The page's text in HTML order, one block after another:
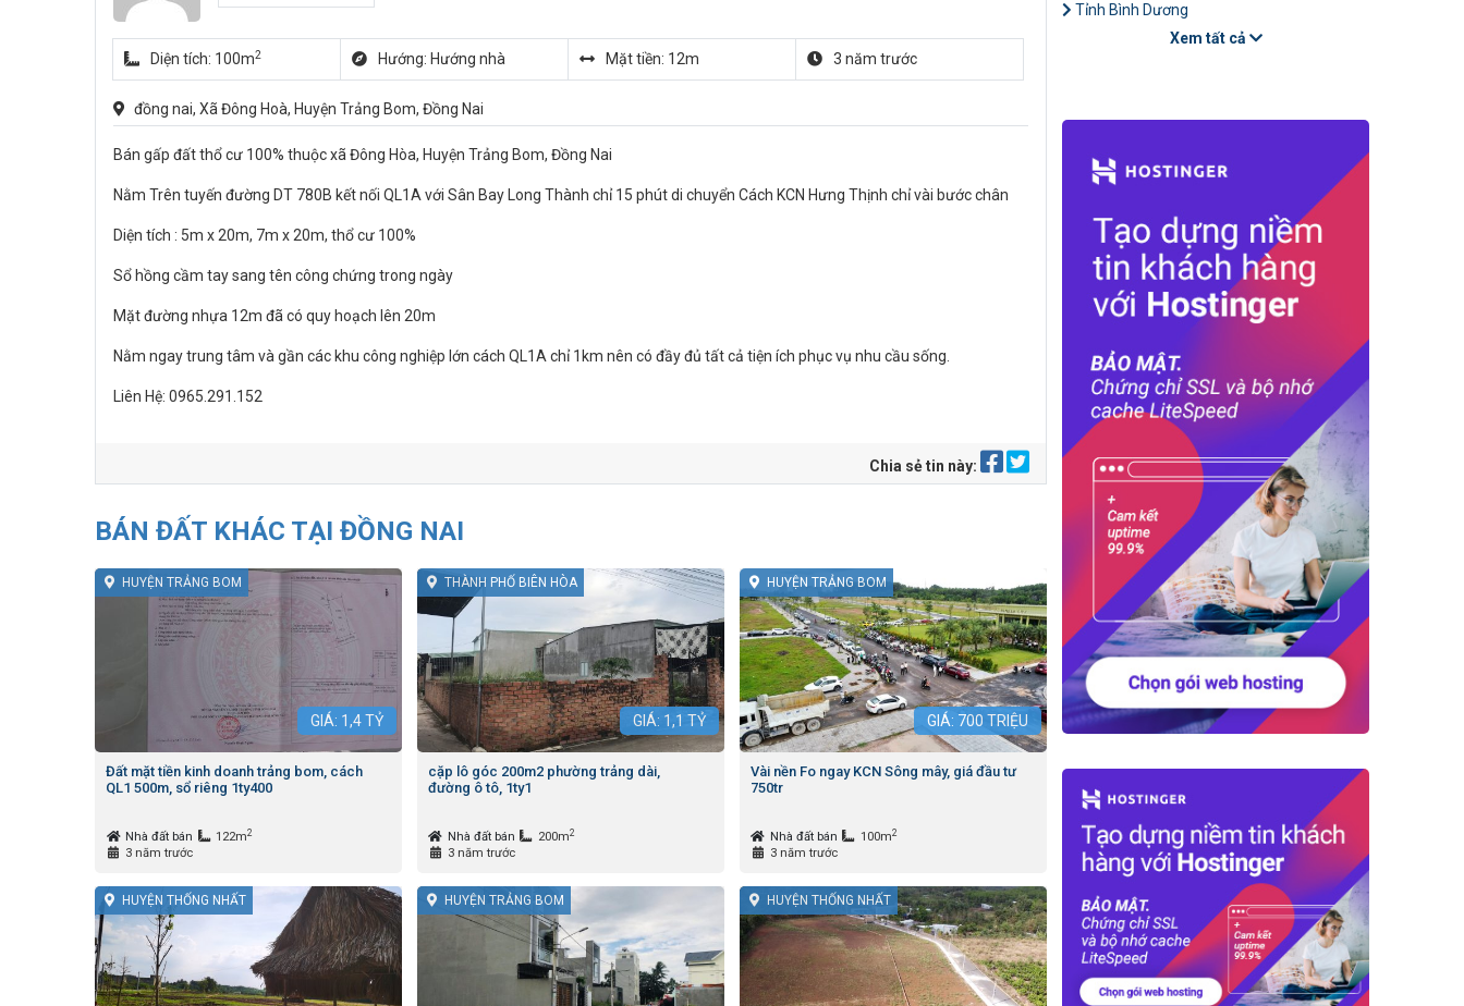
Diện tích: 100m2 Hướng: Hướng nhà Mặt tiền: 12m 3 năm trước
đồng nai, Xã Đông Hoà, Huyện Trảng Bom, Đồng Nai
Bán gấp đất thổ cư 100% thuộc xã Đông Hòa, Huyện Trảng Bom, Đồng Nai
Nằm Trên tuyến đường DT 780B kết nối QL1A với Sân Bay Long Thành chỉ 15 phút di chuyển Cách KCN Hưng Thịnh chỉ vài bước chân
Diện tích : 5m x 20m, 7m x 20m, thổ cư 100%
Sổ hồng cầm tay sang tên công chứng trong ngày
Mặt đường nhựa 12m đã có quy hoạch lên 20m
Nằm ngay trung tâm và gần các khu công nghiệp lớn cách QL1A chỉ 1km nên có đầy đủ tất cả tiện ích phục vụ nhu cầu sống.
Liên Hệ: 0965.291.152
Chia sẻ tin này:
BÁN ĐẤT KHÁC TẠI ĐỒNG NAI
HUYỆN TRẢNG BOM
GIÁ: 1,4TỶ
Đất mặt tiền kinh doanh trảng bom, cách
QL1 500m, sổ riêng 1ty400
Nhà đất bán 122m2
3 năm trước
THÀNH PHỐ BIÊN HÒA
GIÁ: 1,1 TỶ
cặp lô góc 200m2 phường trảng dài,
đường ô tô, 1ty1
Nhà đất bán 200m2
3 năm trước
HUYỆN TRẢNG BOM
GIÁ: 700 TRIỆU
Vài nền Fo ngay KCN Sông mây, giá đầu tư
750tr
Nhà đất bán 100m2
3 năm trước
HUYỆN THỐNG NHẤT HUYỆN TRẢNG BOM HUYỆN THỐNG NHẤT
Tỉnh Bình Dương
Xem tất cả